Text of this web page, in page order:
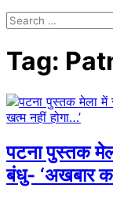
Search
Tag:
पटना पुस्तक
बंधु- ‘अखबार